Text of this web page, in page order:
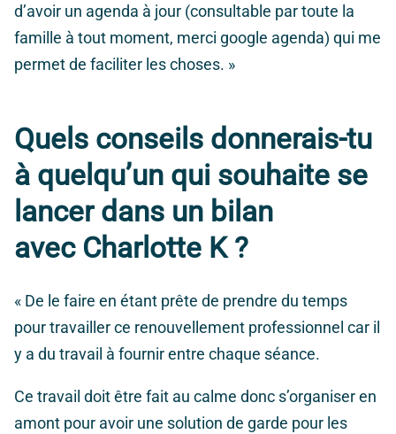
d’avoir un agenda à jour (consultable par toute la
famille à tout moment, merci google agenda) qui me
permet de faciliter les choses. »
Quels conseils donnerais-tu
à quelqu’un qui souhaite se
lancer dans un bilan
avec Charlotte K ?
« De le faire en étant prête de prendre du temps
pour travailler ce renouvellement professionnel car il
y a du travail à fournir entre chaque séance.
Ce travail doit être fait au calme donc s’organiser en
amont pour avoir une solution de garde pour les